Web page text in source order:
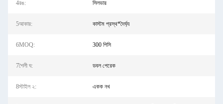
4রঙ: সিলভার
5আকার: কাস্টম প্রস্থ*দৈর্ঘ্য
6MOQ: 300 পিসি
7শৈলী ঘ: ডবল পেরেক
8স্টাইল ২: একক নখ